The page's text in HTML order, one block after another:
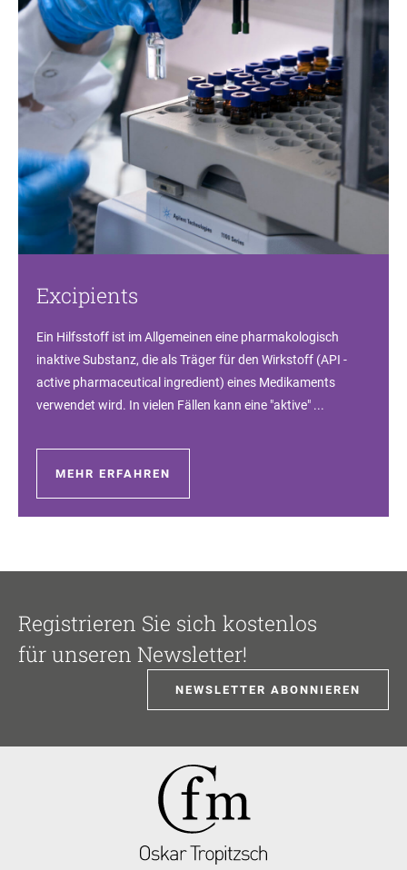
Excipients
Ein Hilfsstoff ist im Allgemeinen eine pharmakologisch
inaktive Substanz, die als Träger für den Wirkstoff (API -
active pharmaceutical ingredient) eines Medikaments
verwendet wird. In vielen Fällen kann eine "aktive" ...
MEHR ERFAHREN
Registrieren Sie sich kostenlos
für unseren Newsletter!
NEWSLETTER ABONNIEREN